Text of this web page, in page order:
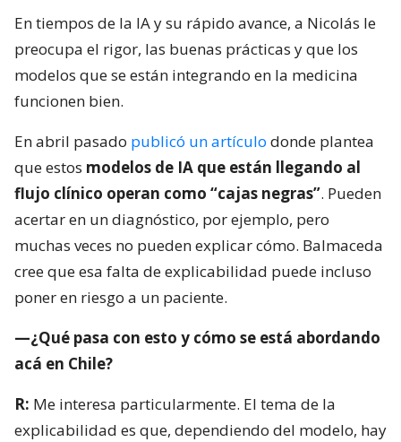
En tiempos de la IA y su rápido avance, a Nicolás le
preocupa el rigor, las buenas prácticas y que los
modelos que se están integrando en la medicina
funcionen bien.
En abril pasado publicó un artículo donde plantea
que estos modelos de IA que están llegando al
flujo clínico operan como “cajas negras”. Pueden
acertar en un diagnóstico, por ejemplo, pero
muchas veces no pueden explicar cómo. Balmaceda
cree que esa falta de explicabilidad puede incluso
poner en riesgo a un paciente.
—¿Qué pasa con esto y cómo se está abordando
acá en Chile?
R: Me interesa particularmente. El tema de la
explicabilidad es que, dependiendo del modelo, hay